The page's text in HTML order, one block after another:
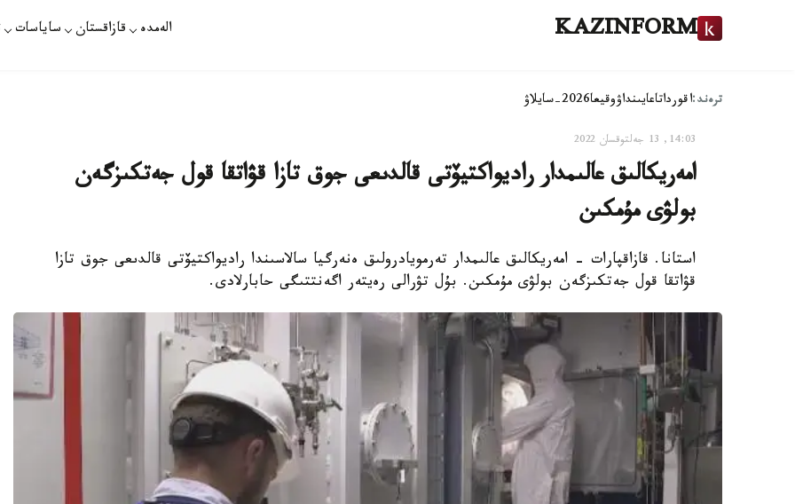
KAZINFORM الەمدە قازاقستان ساياسات
ترەند:اقورداتاعايىنداۋوقيعا2026-سايلاۋ
14:03, 13 جەلتوقسان 2022
امەريكالىق عالىمدار راديواكتيۆتى قالدىعى جوق تازا قۋاتقا قول جەتكىزگەن
بولۋى مۇمكىن
استانا. قازاقپارات - امەريكالىق عالىمدار تەرمويادرولىق ەنەرگيا سالاسىندا راديواكتيۆتى قالدىعى جوق تازا
قۋاتقا قول جەتكىزگەن بولۋى مۇمكىن. بۇل تۋرالى رەيتەر اگەنتتىگى حابارلادى.